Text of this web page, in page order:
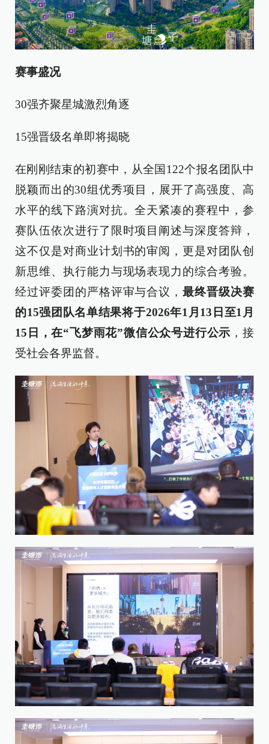
赛事盛况
30强齐聚星城激烈角逐
15强晋级名单即将揭晓
在刚刚结束的初赛中，从全国122个报名团队中
脱颖而出的30组优秀项目，展开了高强度、高
水平的线下路演对抗。全天紧凑的赛程中，参
赛队伍依次进行了限时项目阐述与深度答辩，
这不仅是对商业计划书的审阅，更是对团队创
新思维、执行能力与现场表现力的综合考验。
经过评委团的严格评审与合议，最终晋级决赛
的15强团队名单结果将于2026年1月13日至1月
15日，在“飞梦雨花”微信公众号进行公示 ，接
受社会各界监督。